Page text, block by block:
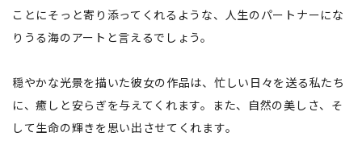
ことにそっと寄り添ってくれるような、人生のパートナーにな
りうる海のアートと言えるでしょう。
穏やかな光景を描いた彼女の作品は、忙しい日々を送る私たち
に、癒しと安らぎを与えてくれます。また、自然の美しさ、そ
して生命の輝きを思い出させてくれます。